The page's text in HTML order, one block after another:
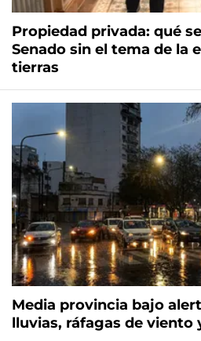
Propiedad privada: qué
Senado sin el tema de la
tierras
Media provincia bajo
lluvias, ráfagas de viento